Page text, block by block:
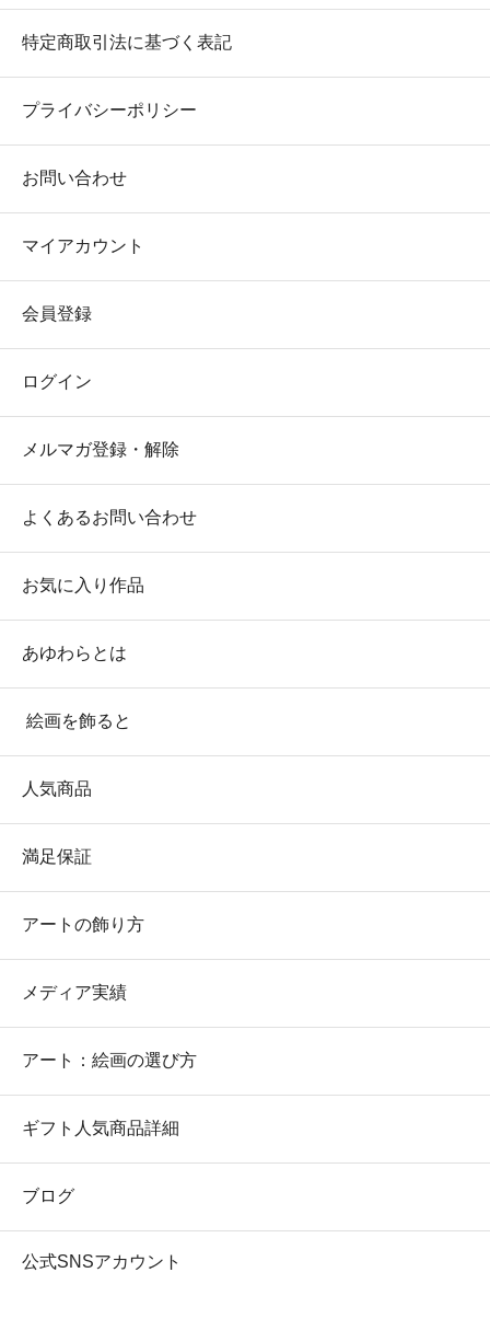
特定商取引法に基づく表記
プライバシーポリシー
お問い合わせ
マイアカウント
会員登録
ログイン
メルマガ登録・解除
よくあるお問い合わせ
お気に入り作品
あゆわらとは
絵画を飾ると
人気商品
満足保証
アートの飾り方
メディア実績
アート：絵画の選び方
ギフト人気商品詳細
ブログ
公式SNSアカウント